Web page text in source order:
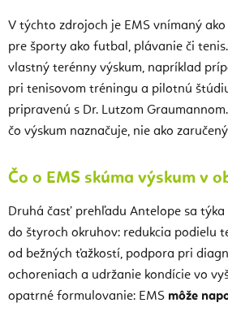
V týchto zdrojoch je EMS vnímaný ako
pre športy ako futbal, plávanie či
vlastný terénny výskum, napríklad
pri tenisovom tréningu a pilotnú
pripravenú s Dr. Lutzom
čo výskum naznačuje, nie ako
Čo o EMS skúma výskum v
Druhá časť prehľadu Antelope sa týka
do štyroch okruhov: redukcia podielu
od bežných ťažkostí, podpora pri
ochoreniach a udržanie kondície vo
opatrné formulovanie: EMS môže